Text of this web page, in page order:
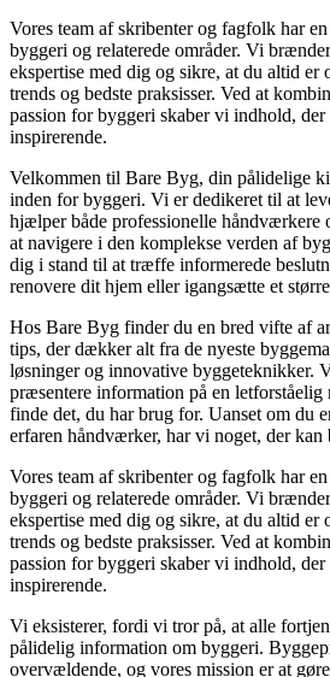
Vores team af skribenter og fagfolk har
byggeri og relaterede områder. Vi
ekspertise med dig og sikre, at du altid er
trends og bedste praksisser. Ved at
passion for byggeri skaber vi indhold,
inspirerende.
Velkommen til Bare Byg, din pålidelige
inden for byggeri. Vi er dedikeret til at
hjælper både professionelle håndværkere
at navigere i den komplekse verden af
dig i stand til at træffe informerede
renovere dit hjem eller igangsætte et
Hos Bare Byg finder du en bred vifte af
tips, der dækker alt fra de nyeste
løsninger og innovative byggeteknikker.
præsentere information på en letforståelig
finde det, du har brug for. Uanset om du
erfaren håndværker, har vi noget, der kan
Vores team af skribenter og fagfolk har
byggeri og relaterede områder. Vi
ekspertise med dig og sikre, at du altid er
trends og bedste praksisser. Ved at
passion for byggeri skaber vi indhold,
inspirerende.
Vi eksisterer, fordi vi tror på, at alle
pålidelig information om byggeri.
overvældende, og vores mission er at